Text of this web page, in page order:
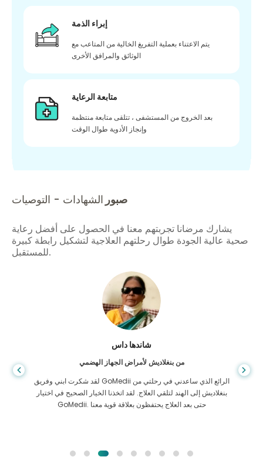
إبراء الذمة
يتم الاعتناء بعملية التفريغ الخالية من المتاعب مع
الوثائق والمرافق الأخرى
متابعة الرعاية
بعد الخروج من المستشفى ، تتلقى متابعة منتظمة
وإنجاز الأدوية طوال الوقت
صبور الشهادات - التوصيات
يشارك مرضانا تجربتهم معنا في الحصول على أفضل رعاية
صحية عالية الجودة طوال رحلتهم العلاجية لتشكيل رابطة كبيرة
للمستقبل.
شاندها داس
من بنغلاديش لأمراض الجهاز الهضمي
لقد شكرت ابني وفريق GoMedii الرائع الذي ساعدني في رحلتي من
بنغلاديش إلى الهند لتلقي العلاج. لقد اتخذنا الخيار الصحيح في اختيار
GoMedii. حتى بعد العلاج يحتفظون بعلاقة قوية معنا